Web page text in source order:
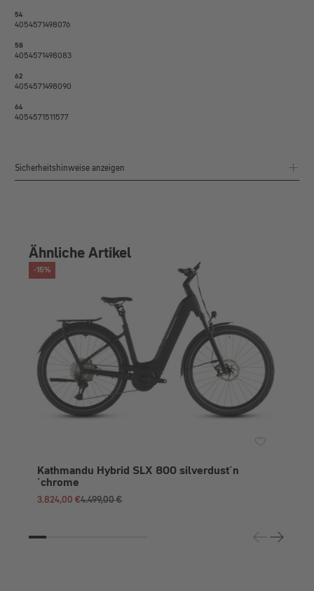
54
4054571498076
58
4054571498083
62
4054571498090
64
4054571511577
Sicherheitshinweise anzeigen
Ähnliche Artikel
RABATT
-15%
Kathmandu Hybrid SLX 800 silverdust´n
´chrome
3.824,00 €4.499,00 €